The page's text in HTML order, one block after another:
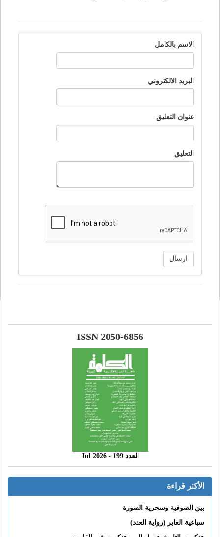
الاسم بالكامل
البريد الالكتروني
عنوان التعليق
التعليق
ارسال
ISSN 2050-6856
العدد 199 - 2026 Jul
الأكثر قراءة
بين الصوفية وسحرية الصورة
سباعية العابر (رواية العدد)